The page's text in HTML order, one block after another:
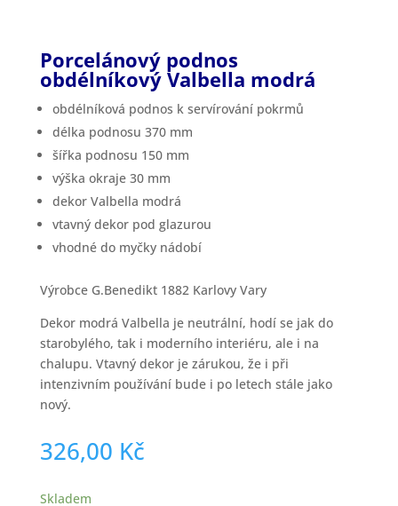
Porcelánový podnos
obdélníkový Valbella modrá
obdélníková podnos k servírování pokrmů
délka podnosu 370 mm
šířka podnosu 150 mm
výška okraje 30 mm
dekor Valbella modrá
vtavný dekor pod glazurou
vhodné do myčky nádobí
Výrobce G.Benedikt 1882 Karlovy Vary
Dekor modrá Valbella je neutrální, hodí se jak do
starobylého, tak i moderního interiéru, ale i na
chalupu. Vtavný dekor je zárukou, že i při
intenzivním používání bude i po letech stále jako
nový.
326,00 Kč
Skladem